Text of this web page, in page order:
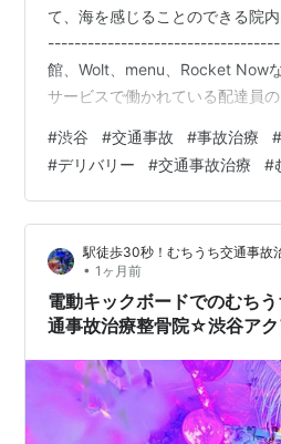
て、海を感じることのできる院
館、Wolt、menu、Rocket Now
サービスで働かれている配達員
クが高い職業といえます。自転
達中は、交差点での出会い頭の
時の巻き込み事故など、さまざ
います。万が一、交通事故に遭
「少し痛いだけだから大丈夫」…
#渋谷 #交通事故 #事故治療
#デリバリー #交通事故治療 #
駅徒歩30秒！むちうち交通事故
• 1ヶ月前
電動キックボードでのむち
通事故治療整骨院☆渋谷ア